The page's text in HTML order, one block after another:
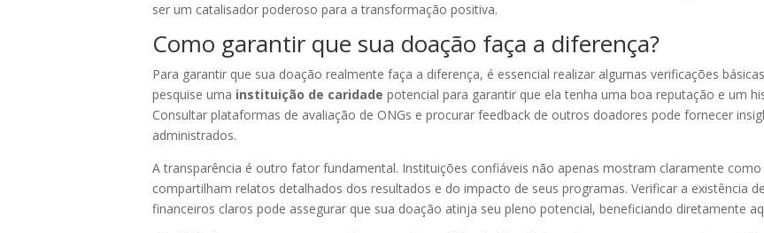
ser um catalisador poderoso para a transformação positiva.
Como garantir que sua doação faça a diferença?
Para garantir que sua doação realmente faça a diferença, é essencial realizar algumas verificações
pesquise uma instituição de caridade potencial para garantir que ela tenha uma boa reputação e um
Consultar plataformas de avaliação de ONGs e procurar feedback de outros doadores pode fornecer
administrados.
A transparência é outro fator fundamental. Instituições confiáveis não apenas mostram claramente
compartilham relatos detalhados dos resultados e do impacto de seus programas. Verificar a existência
financeiros claros pode assegurar que sua doação atinja seu pleno potencial, beneficiando diretamente